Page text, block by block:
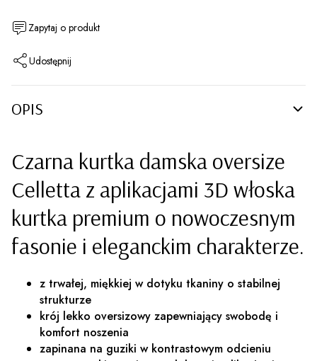
Zapytaj o produkt
Udostępnij
OPIS
Czarna kurtka damska oversize
Celletta z aplikacjami 3D włoska
kurtka premium o nowoczesnym
fasonie i eleganckim charakterze.
z trwałej, miękkiej w dotyku tkaniny o stabilnej
strukturze
krój lekko oversizowy zapewniający swobodę i
komfort noszenia
zapinana na guziki w kontrastowym odcieniu